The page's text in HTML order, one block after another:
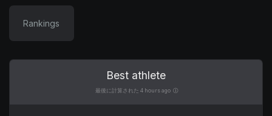
Rankings
Best athlete
最後に計算された 4 hours ago